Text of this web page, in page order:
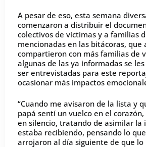
A pesar de eso, esta semana
comenzaron a distribuir el
colectivos de víctimas y a familias
mencionadas en las bitácoras, que
compartieron con más familias de
algunas de las ya informadas se
ser entrevistadas para este
ocasionar más impactos
“Cuando me avisaron de la lista y
papá sentí un vuelco en el
en silencio, tratando de asimilar la
estaba recibiendo, pensando lo
arrojaron al día siguiente de que lo